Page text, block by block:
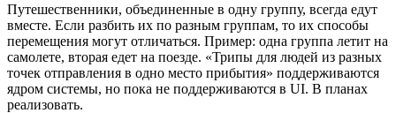
Путешественники, объединенные в одну группу, всегда едут
вместе. Если разбить их по разным группам, то их способы
перемещения могут отличаться. Пример: одна группа летит на
самолете, вторая едет на поезде. «Трипы для людей из разных
точек отправления в одно место прибытия» поддерживаются
ядром системы, но пока не поддерживаются в UI. В планах
реализовать.